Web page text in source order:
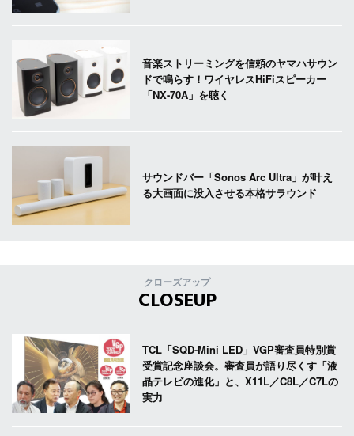
音楽ストリーミングを信頼のヤマハサウン
ドで鳴らす！ワイヤレスHiFiスピーカー
「NX-70A」を聴く
サウンドバー「Sonos Arc Ultra」が叶え
る大画面に没入させる本格サラウンド
クローズアップ
CLOSEUP
TCL「SQD-Mini LED」VGP審査員特別賞
受賞記念座談会。審査員が語り尽くす「液
晶テレビの進化」と、X11L／C8L／C7Lの
実力